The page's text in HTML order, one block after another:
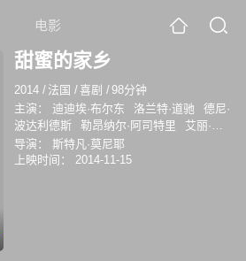
电影
甜蜜的家乡
2014 / 法国 /喜剧 /98分钟
主演：
迪迪埃·布尔东 洛兰特·道驰
德尼·
波达利德斯
勒昂纳尔·阿司特里
艾丽·赛
门
卡门·毛拉 安妮·格罗黑尔
格温德林·古弗内克
帕提卡·里卡特尔
导演：
斯特凡·莫尼耶
上映时间：
2014-11-15